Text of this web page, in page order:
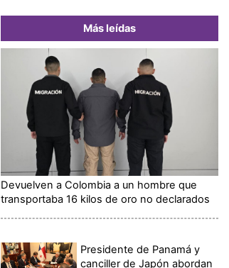
Más leídas
Devuelven a Colombia a un hombre que
transportaba 16 kilos de oro no declarados
Presidente de Panamá y
canciller de Japón abordan